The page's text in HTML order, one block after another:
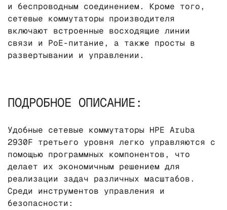
и беспроводным соединением. Кроме того,
сетевые коммутаторы производителя
включают встроенные восходящие линии
связи и PoE-питание, а также просты в
развертывании и управлении.
ПОДРОБНОЕ ОПИСАНИЕ:
Удобные сетевые коммутаторы HPE Aruba
2930F третьего уровня легко управляются с
помощью программных компонентов, что
делает их экономичным решением для
реализации задач различных масштабов.
Среди инструментов управления и
безопасности: